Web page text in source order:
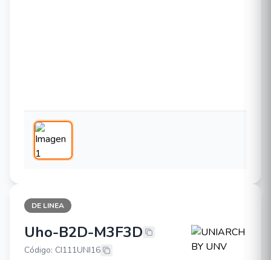
DE LINEA
UNIARCH BY UNV Uho-B2D-
Uho-B2D-M3F3D
Código: CI111UNI16